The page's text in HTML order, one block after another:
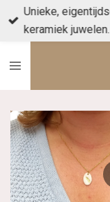
Ga
direct
de
Unieke,
keramiek juwelen.